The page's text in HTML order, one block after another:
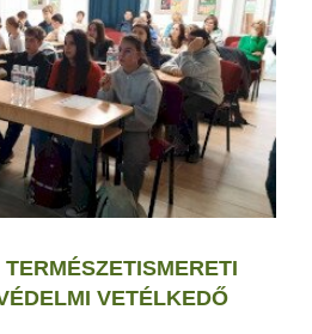
VETÉLKEDŐ